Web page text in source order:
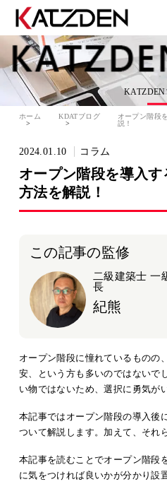
ホーム KDATブログ
オープン階段
説！
2024.01.10 コラム
オープン階段を導入
方法を解説！
この記事の監修
二級建築士 一
長
紀熊
オープン階段に憧れているものの
安、という方も多いのではないで
い物ではないため、選択に勇気が
本記事ではオープン階段の導入後
ついて解説します。加えて、それ
本記事を読むことでオープン階段
に気をつければ良いかが分かり設